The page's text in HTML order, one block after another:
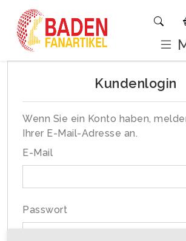
Kundenlogin
Wenn Sie ein Konto haben,
Ihrer E-Mail-Adresse an.
E-Mail
Passwort